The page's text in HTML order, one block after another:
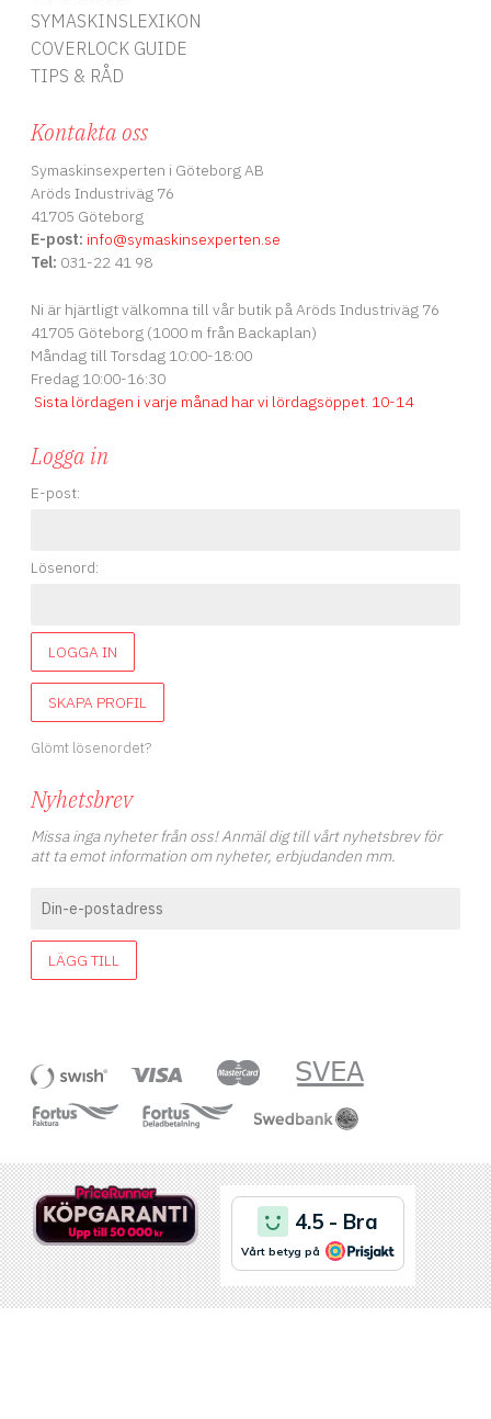
SYMASKINSLEXIKON
COVERLOCK GUIDE
TIPS & RÅD
Kontakta oss
Symaskinsexperten i Göteborg AB
Aröds Industriväg 76
41705 Göteborg
E-post: info@symaskinsexperten.se
Tel: 031-22 41 98
Ni är hjärtligt välkomna till vår butik på Aröds Industriväg 76
41705 Göteborg (1000 m från Backaplan)
Måndag till Torsdag 10:00-18:00
Fredag 10:00-16:30
Sista lördagen i varje månad har vi lördagsöppet. 10-14
Logga in
E-post:
Lösenord:
LOGGA IN
SKAPA PROFIL
Glömt lösenordet?
Nyhetsbrev
Missa inga nyheter från oss! Anmäl dig till vårt nyhetsbrev för
att ta emot information om nyheter, erbjudanden mm.
LÄGG TILL